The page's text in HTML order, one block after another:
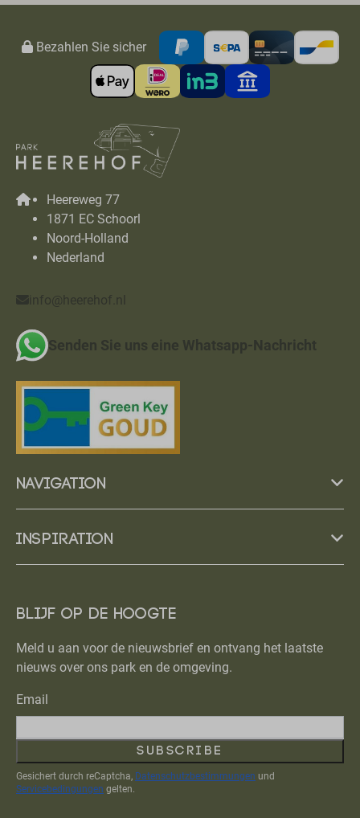
Bezahlen Sie sicher
Heereweg 77
1871 EC Schoorl
Noord-Holland
Nederland
info@heerehof.nl
Senden Sie uns eine Whatsapp-Nachricht
Navigation
Inspiration
Blijf op de hoogte
Meld u aan voor de nieuwsbrief en ontvang het laatste
nieuws over ons park en de omgeving.
Email
Subscribe
Gesichert durch reCaptcha, Datenschutzbestimmungen und
Servicebedingungen gelten.